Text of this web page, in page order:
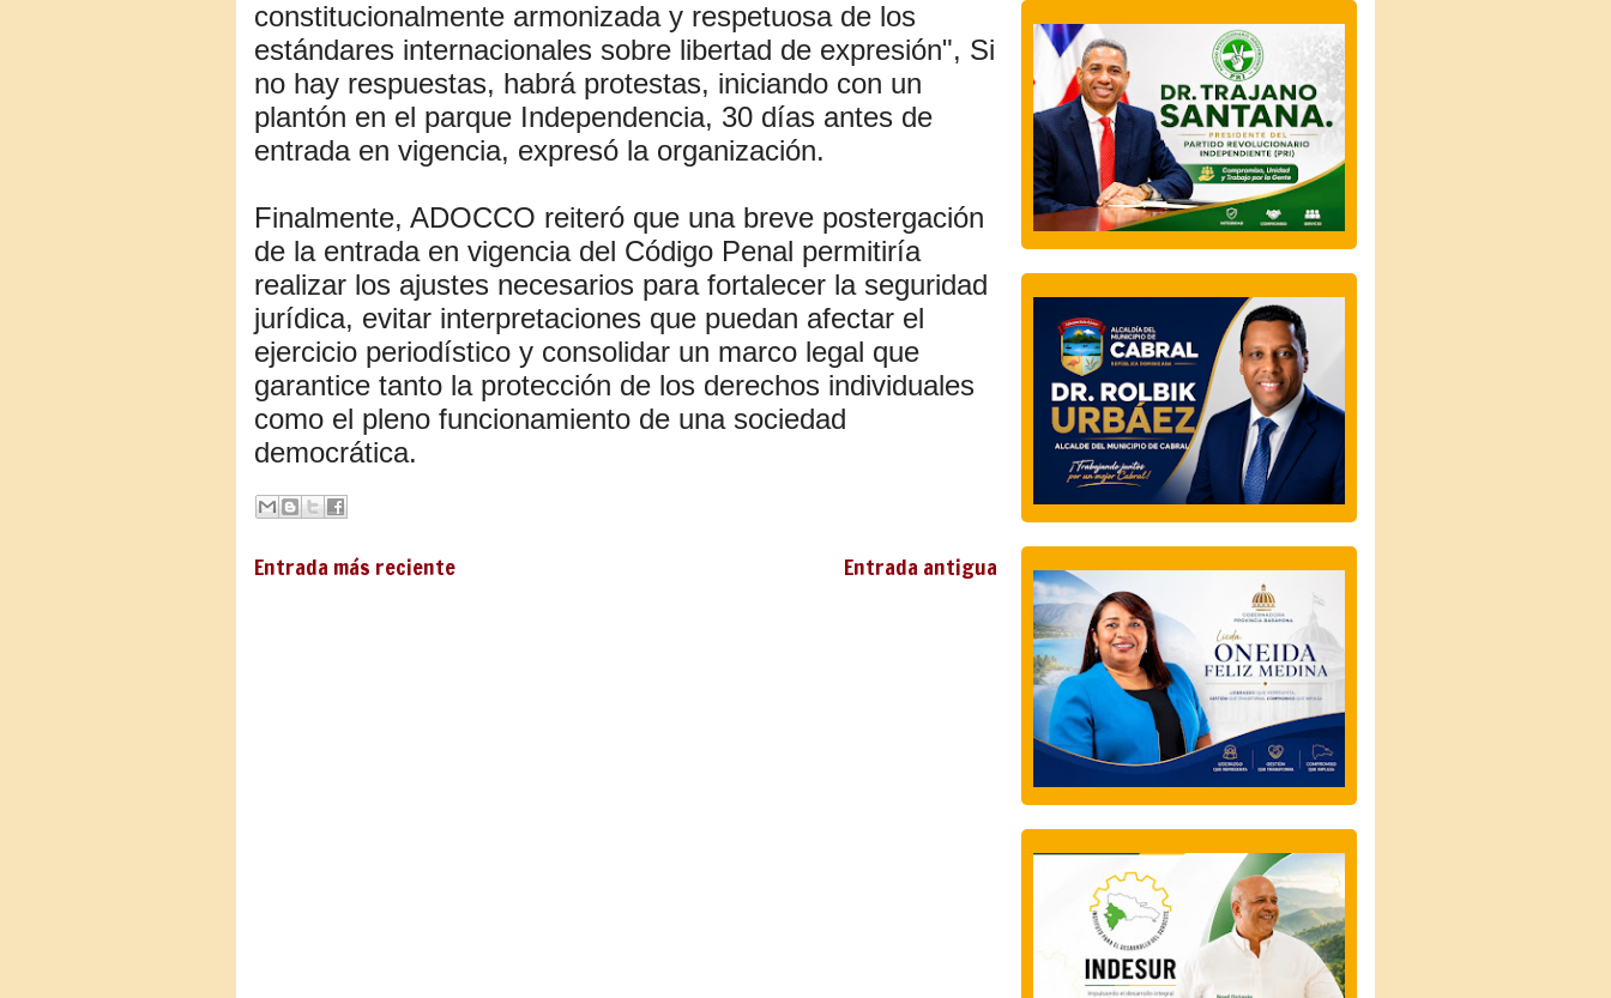
constitucionalmente armonizada y respetuosa de los
estándares internacionales sobre libertad de expresión", Si
no hay respuestas, habrá protestas, iniciando con un
plantón en el parque Independencia, 30 días antes de
entrada en vigencia, expresó la organización.
Finalmente, ADOCCO reiteró que una breve postergación
de la entrada en vigencia del Código Penal permitiría
realizar los ajustes necesarios para fortalecer la seguridad
jurídica, evitar interpretaciones que puedan afectar el
ejercicio periodístico y consolidar un marco legal que
garantice tanto la protección de los derechos individuales
como el pleno funcionamiento de una sociedad
democrática.
Entrada más reciente Entrada antigua